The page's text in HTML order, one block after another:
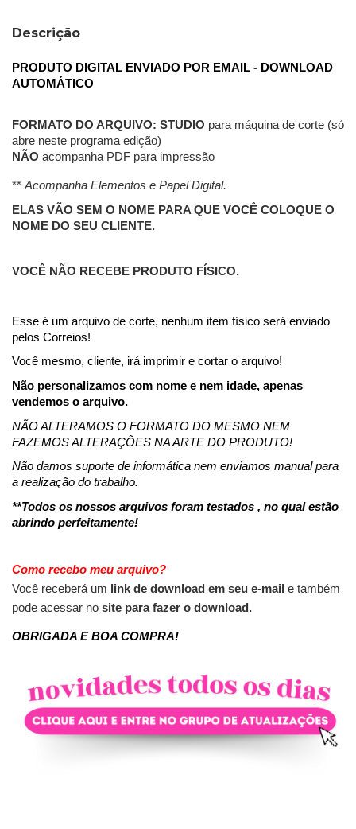
Descrição
PRODUTO DIGITAL ENVIADO POR EMAIL - DOWNLOAD
AUTOMÁTICO
FORMATO DO ARQUIVO: STUDIO para máquina de corte (só
abre neste programa edição)
NÃO acompanha PDF para impressão
** Acompanha Elementos e Papel Digital.
ELAS VÃO SEM O NOME PARA QUE VOCÊ COLOQUE O
NOME DO SEU CLIENTE.
VOCÊ NÃO RECEBE PRODUTO FÍSICO.
Esse é um arquivo de corte, nenhum item físico será enviado
pelos Correios!
Você mesmo, cliente, irá imprimir e cortar o arquivo!
Não personalizamos com nome e nem idade, apenas
vendemos o arquivo.
NÃO ALTERAMOS O FORMATO DO MESMO NEM
FAZEMOS ALTERAÇÕES NA ARTE DO PRODUTO!
Não damos suporte de informática nem enviamos manual para
a realização do trabalho.
**Todos os nossos arquivos foram testados , no qual estão
abrindo perfeitamente!
Como recebo meu arquivo?
Você receberá um
link de download em seu e-mail e também
pode acessar no site para fazer o download.
OBRIGADA E BOA COMPRA!